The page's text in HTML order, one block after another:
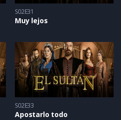
S02E31
Muy lejos
S02E33
Apostarlo todo